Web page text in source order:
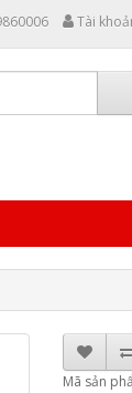
Tài
Mã sản